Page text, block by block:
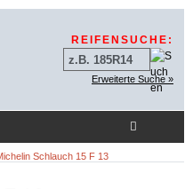
REIFENSUCHE:
Erweiterte Suche »
Schlauch 15 F 13